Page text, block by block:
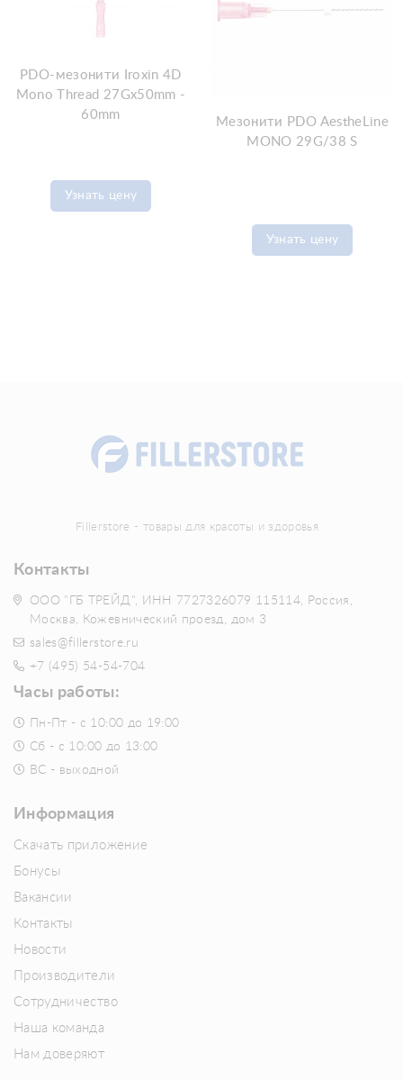
PDO-мезонити Iroxin 4D
Mono Thread 27Gx50mm -
60mm
Узнать цену
Мезонити PDO AestheLine
MONO 29G/38 S
Узнать цену
Fillerstore - товары для красоты и здоровья
Контакты
ООО "ГБ ТРЕЙД", ИНН 7727326079 115114, Россия,
Москва, Кожевнический проезд, дом 3
sales@fillerstore.ru
+7 (495) 54-54-704
Часы работы:
Пн-Пт - с 10:00 до 19:00
Сб - с 10:00 до 13:00
ВС - выходной
Информация
Скачать приложение
Бонусы
Вакансии
Контакты
Новости
Производители
Сотрудничество
Наша команда
Нам доверяют